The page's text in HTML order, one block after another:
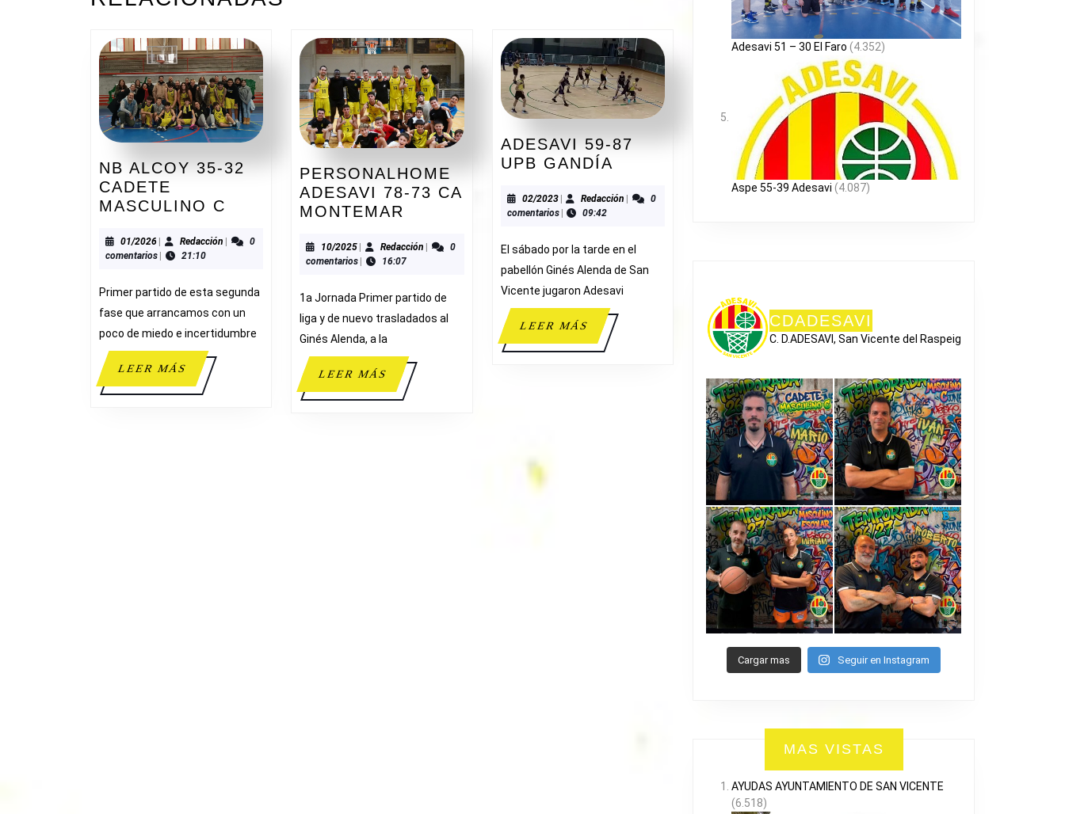
anterior:
NB ALCOY 35-32
CADETE
MASCULINO C
35-
MASCULINO
C
01/202601/2026RedacciónRedacción
0
comentarios
21:10
Primer partido de esta segunda
fase que arrancamos con un
poco de miedo e incertidumbre
LEER MÁSLEER
MÁS
PERSONALHOME
ADESAVI 78-73 CA
MONTEMAR
PERSONALHOME
78-
73
MONTEMAR
10/202510/2025Redacción Redacción
0
comentarios
16:07
1a Jornada Primer partido de
liga y de nuevo trasladados al
Ginés Alenda, a la
LEER MÁSLEER
MÁS
ADESAVI 59-87
UPB GANDÍA
87
02/202302/2023
| Redacción Redacción
|
0
comentarios | 09:42
El sábado por la tarde en el
pabellón Ginés Alenda de San
Vicente jugaron Adesavi
LEER MÁSLEER
MÁS
Adesavi 51 – 30 El Faro (4.352)
Aspe 55-39 Adesavi (4.087)
CDADESAVI
C. D.ADESAVI, San Vicente del Raspeig
Cargar mas Seguir en Instagram
MAS VISTAS
AYUDAS AYUNTAMIENTO DE SAN VICENTE
(6.518)